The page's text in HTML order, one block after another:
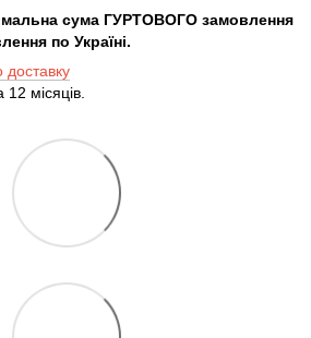
сума ГУРТОВОГО замовлення
по Україні.
доставку
12 місяців.